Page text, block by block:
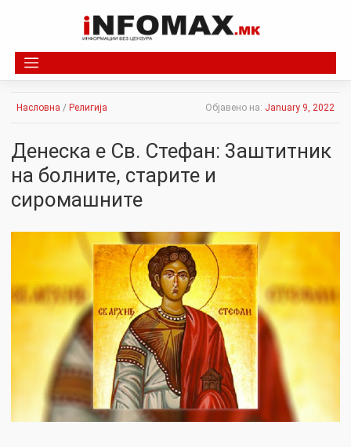
Насловна / Религија Објавено на: January 9, 2022
Денеска е Св. Стефан: 3aштитник
на бoлните, стapите и
сиpoмашните